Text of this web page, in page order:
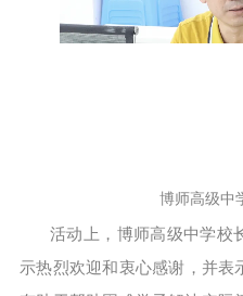
博师高级中
活动上，博师高级中学校
示热烈欢迎和衷心感谢，并表